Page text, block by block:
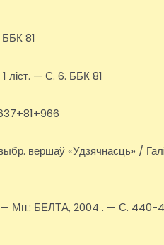
81
ліст. — С. 6. ББК 81
вершаў «Удзячнасць» /
— Мн.: БЕЛТА, 2004 . — С. 440-